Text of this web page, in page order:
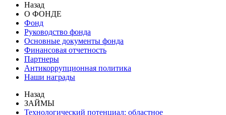
Назад
О ФОНДЕ
Фонд
Руководство фонда
Основные документы фонда
Финансовая отчетность
Партнеры
Антикоррупционная политика
Наши награды
Назад
ЗАЙМЫ
Технологический потенциал: областное